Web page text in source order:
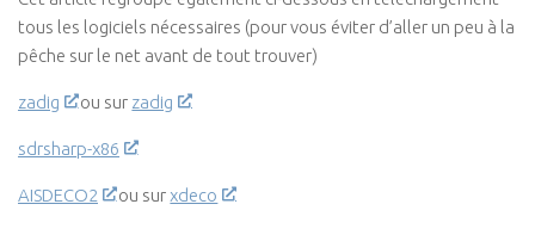
tous les logiciels nécessaires (pour vous éviter d’aller un peu à la
pêche sur le net avant de tout trouver)
zadig ou sur zadig
sdrsharp-x86
AISDECO2 ou sur xdeco